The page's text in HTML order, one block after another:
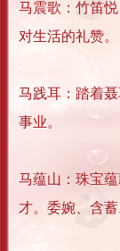
马震歌：竹笛
对生活的礼赞。
马践耳：踏着
事业。
马蕴山：珠宝
才。委婉、含蓄